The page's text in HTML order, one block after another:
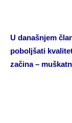
U današnjem
poboljšati
začina –